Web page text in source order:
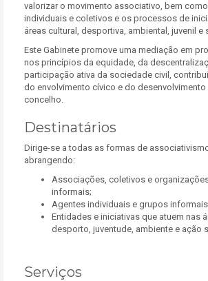
valorizar o movimento associativo, bem
individuais e coletivos e os processos de
áreas cultural, desportiva, ambiental, juvenil e
Este Gabinete promove uma mediação em
nos princípios da equidade, da
participação ativa da sociedade civil,
do envolvimento cívico e do
concelho.
Destinatários
Dirige-se a todas as formas de
abrangendo:
Associações, coletivos e
informais;
Agentes individuais e grupos
Entidades e iniciativas que atuem nas
desporto, juventude, ambiente e ação
Serviços